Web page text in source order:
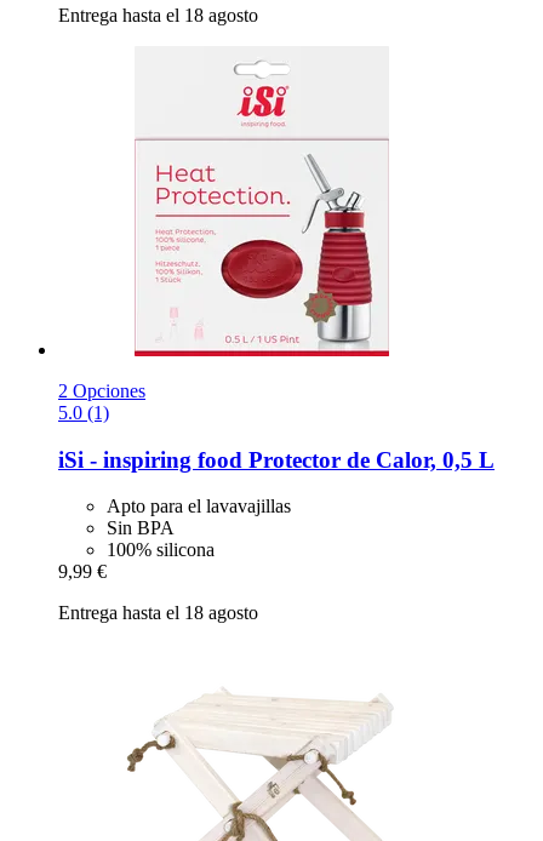
Entrega hasta el 18 agosto
2 Opciones
5.0 (1)
iSi - inspiring food Protector de Calor, 0,5 L
Apto para el lavavajillas
Sin BPA
100% silicona
9,99 €
Entrega hasta el 18 agosto